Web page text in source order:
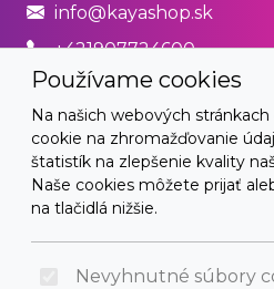
Používame cookies
Na našich webových
cookie na zhromažďovanie
štatistík na zlepšenie kvality
Naše cookies môžete prijať
na tlačidlá nižšie.
Nevyhnutné súbory
info@kayashop.sk
+421907724600
Právne
Obchodné podmienky
Zásady používania cookies
© 2026 Arrabella s.r.o.,